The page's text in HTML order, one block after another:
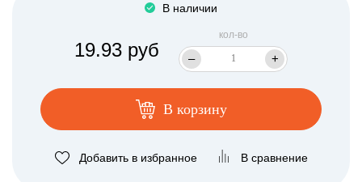
В наличии
19.93 руб
кол-во
– +
В корзину
Добавить в избранное В сравнение